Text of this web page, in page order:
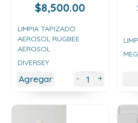
$8,500.00
LIMPIA TAPIZADO
AEROSOL RUGBEE
AEROSOL
DIVERSEY
Agregar - +